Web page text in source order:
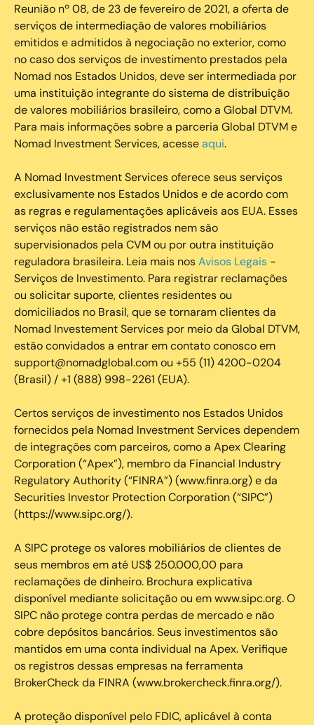
Reunião nº 08, de 23 de fevereiro de 2021, a oferta de
serviços de intermediação de valores mobiliários
emitidos e admitidos à negociação no exterior, como
no caso dos serviços de investimento prestados pela
Nomad nos Estados Unidos, deve ser intermediada por
uma instituição integrante do sistema de distribuição
de valores mobiliários brasileiro, como a Global DTVM.
Para mais informações sobre a parceria Global DTVM e
Nomad Investment Services, acesseaqui.
A Nomad Investment Services oferece seus serviços
exclusivamente nos Estados Unidos e de acordo com
as regras e regulamentações aplicáveis aos EUA. Esses
serviços não estão registrados nem são
supervisionados pela CVM ou por outra instituição
reguladora brasileira. Leia mais nosAvisos Legais -
Serviços de Investimento. Para registrar reclamações
ou solicitar suporte, clientes residentes ou
domiciliados no Brasil, que se tornaram clientes da
Nomad Investement Services por meio da Global DTVM,
estão convidados a entrar em contato conosco em
support@nomadglobal.com ou +55 (11) 4200-0204
(Brasil) / +1 (888) 998-2261 (EUA).
Certos serviços de investimento nos Estados Unidos
fornecidos pela Nomad Investment Services dependem
de integrações com parceiros, como a Apex Clearing
Corporation (“Apex”), membro da Financial Industry
Regulatory Authority (“FINRA”) (www.finra.org) e da
Securities Investor Protection Corporation (“SIPC”)
(https://www.sipc.org/).
A SIPC protege os valores mobiliários de clientes de
seus membros em até US$ 250.000,00 para
reclamações de dinheiro. Brochura explicativa
disponível mediante solicitação ou em www.sipc.org. O
SIPC não protege contra perdas de mercado e não
cobre depósitos bancários. Seus investimentos são
mantidos em uma conta individual na Apex. Verifique
os registros dessas empresas na ferramenta
BrokerCheck da FINRA (www.brokercheck.finra.org/).
A proteção disponível pelo FDIC, aplicável à conta